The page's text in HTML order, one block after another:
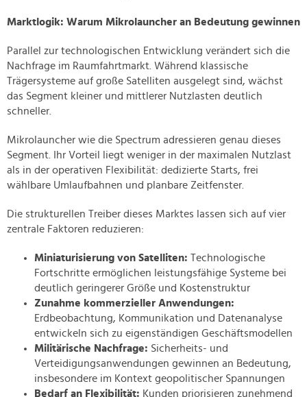
Marktlogik: Warum Mikrolauncher an Bedeutung gewinnen
Parallel zur technologischen Entwicklung verändert sich die
Nachfrage im Raumfahrtmarkt. Während klassische
Trägersysteme auf große Satelliten ausgelegt sind, wächst
das Segment kleiner und mittlerer Nutzlasten deutlich
schneller.
Mikrolauncher wie die Spectrum adressieren genau dieses
Segment. Ihr Vorteil liegt weniger in der maximalen Nutzlast
als in der operativen Flexibilität: dedizierte Starts, frei
wählbare Umlaufbahnen und planbare Zeitfenster.
Die strukturellen Treiber dieses Marktes lassen sich auf vier
zentrale Faktoren reduzieren:
Miniaturisierung von Satelliten: Technologische
Fortschritte ermöglichen leistungsfähige Systeme bei
deutlich geringerer Größe und Kostenstruktur
Zunahme kommerzieller Anwendungen:
Erdbeobachtung, Kommunikation und Datenanalyse
entwickeln sich zu eigenständigen Geschäftsmodellen
Militärische Nachfrage: Sicherheits- und
Verteidigungsanwendungen gewinnen an Bedeutung,
insbesondere im Kontext geopolitischer Spannungen
Bedarf an Flexibilität: Kunden priorisieren zunehmend